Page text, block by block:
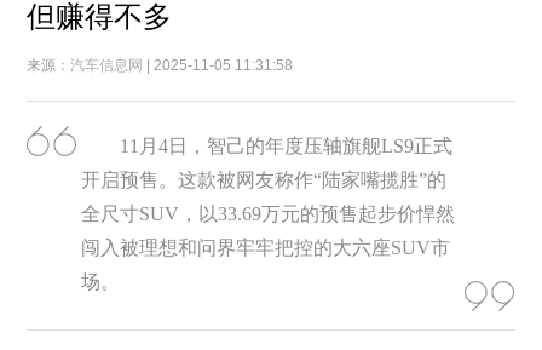
但赚得不多
来源：汽车信息网 | 2025-11-05 11:31:58
11月4日，智己的年度压轴旗舰LS9正式
开启预售。这款被网友称作“陆家嘴揽胜”的
全尺寸SUV，以33.69万元的预售起步价悍然
闯入被理想和问界牢牢把控的大六座SUV市
场。